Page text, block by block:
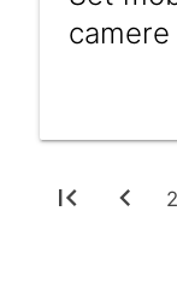
first_page chevron_left